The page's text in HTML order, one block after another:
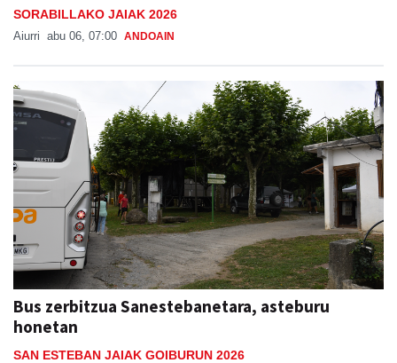
SORABILLAKO JAIAK 2026
Aiurri abu 06, 07:00 ANDOAIN
Bus zerbitzua Sanestebanetara, asteburu
honetan
SAN ESTEBAN JAIAK GOIBURUN 2026